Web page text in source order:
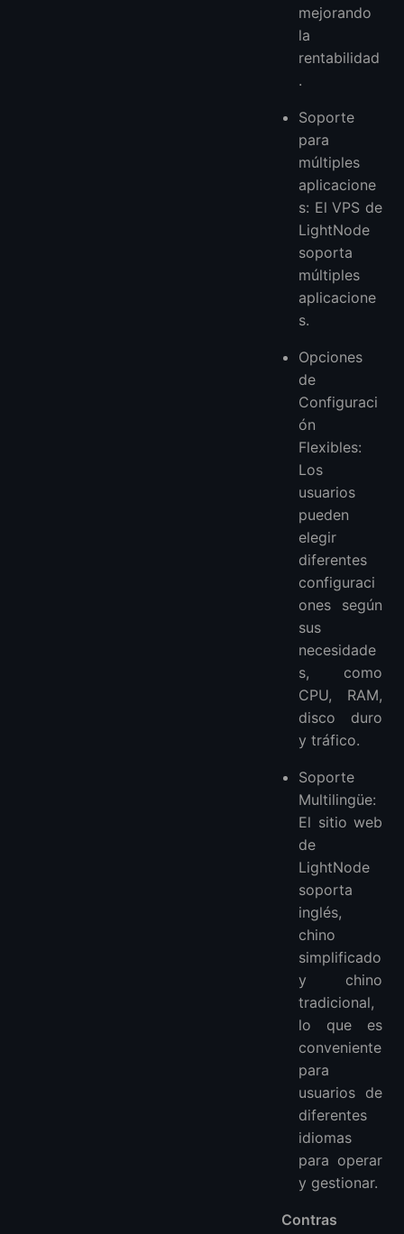
mejorando
la
rentabilidad
.
Soporte
para
múltiples
aplicacione
s: El VPS de
LightNode
soporta
múltiples
aplicacione
s.
Opciones
de
Configuraci
ón
Flexibles:
Los
usuarios
pueden
elegir
diferentes
configuraci
ones según
sus
necesidade
s, como
CPU, RAM,
disco duro
y tráfico.
Soporte
Multilingüe:
El sitio web
de
LightNode
soporta
inglés,
chino
simplificado
y chino
tradicional,
lo que es
conveniente
para
usuarios de
diferentes
idiomas
para operar
y gestionar.
Contras